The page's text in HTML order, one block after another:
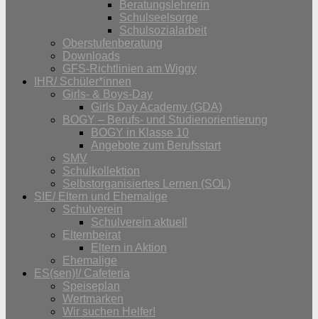
Beratungslehrerin
Schulseelsorge
Schulsozialarbeit
Oberstufenberatung
Downloads
GFS-Richtlinien am Wiggy
IHR/ Schüler*innen
Girls- & Boys-Day
Girls Day Academy (GDA)
BOGY – Berufs- und Studienorientierung
BOGY in Klasse 10
Angebote zum Berufsstart
SMV
Schulkollektion
Selbstorganisiertes Lernen (SOL)
SIE/ Eltern und Ehemalige
Schulverein
Schulverein aktuell
Elternbeirat
Eltern in Aktion
Ehemalige
ES(sen)!/ Cafeteria
Speiseplan
Wertmarken
Wir suchen Helfer!